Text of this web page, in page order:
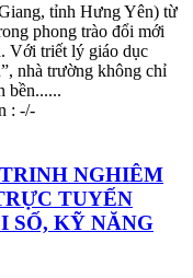
tỉnh Hưng Yên) từ
phong trào đổi mới
Với triết lý giáo dục
nhà trường không chỉ
bền......
: -/-
TRINH NGHIÊM
TUYẾN
SỐ, KỸ NĂNG